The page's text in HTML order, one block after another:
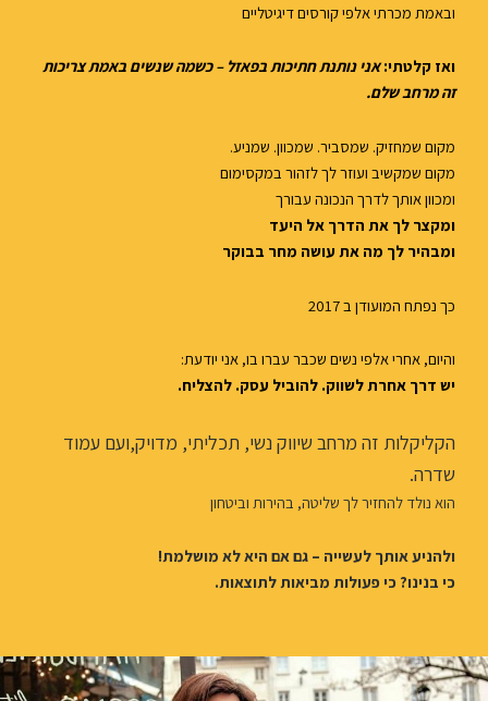
ובאמת מכרתי אלפי קורסים דיגיטליים
ואז קלטתי:אני נותנת חתיכות בפאזל – כשמה שנשים באמת צריכות
זה מרחב שלם.
מקום שמחזיק. שמסביר. שמכוון. שמניע.
מקום שמקשיב ועוזר לך לזהור במקסימום
ומכוון אותך לדרך הנכונה עבורך
ומקצר לך את הדרך אל היעד
ומבהיר לך מה את עושה מחר בבוקר
כך נפתח המועודן ב 2017
והיום, אחרי אלפי נשים שכבר עברו בו, אני יודעת:
יש דרך אחרת לשווק. להוביל עסק. להצליח.
הקליקלות זה מרחב שיווק נשי, תכליתי, מדויק,ועם עמוד
שדרה.
הוא נולד להחזיר לך שליטה, בהירות וביטחון
ולהניע אותך לעשייה – גם אם היא לא מושלמת!
כי בנינו? כי פעולות מביאות לתוצאות.